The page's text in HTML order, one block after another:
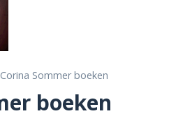
Sommer boeken
boeken